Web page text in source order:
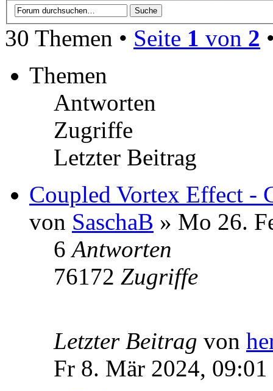
30 Themen • Seite 1 von 2
Themen
Antworten
Zugriffe
Letzter Beitrag
Coupled Vortex Effect -
von SaschaB » Mo 26.
6Antworten
76172 Zugriffe
Letzter Beitrag von
Fr 8. Mär 2024, 09:01